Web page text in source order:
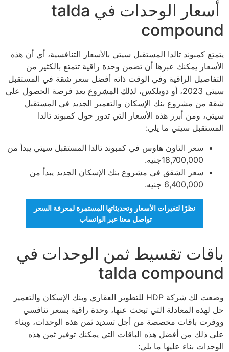
أسعار الوحدات في talda
compound
يتمتع كمبوند تالدا المستقبل سيتي بالأسعار التنافسية، أي أن هذه
الأسعار يمكنك عبرها أن تضمن وحدة راقية تتمتع بالكثير من
التفاصيل الراقية وفي الوقت ذاته أفضل سعر شقة في المستقبل
سيتي 2023، أو دوبلكس، لذلك المشروع يعد فرصة الحصول على
شقة من مشروع بنك الإسكان والتعمير الجديد في المستقبل
سيتي، ومن أبرز هذه الأسعار التي تدور حول كمبوند تالدا
المستقبل سيتي ما يلي:
سعر التاون هاوس في كمبوند تالدا المستقبل سيتي يبدأ من
18,700,000جنيه.
سعر الشقق في مشروع بنك الإسكان الجديد يبدأ من
6,400,000 جنيه.
نظرًا لتغيرات الأسعار وتحديثاتها المستمرة لمعرفة السعر
تواصل معنا عبر الواتساب
باقات تقسيط ثمن الوحدات في
talda compound
وضعت لك شركة HDP للتطوير العقاري وبنك الإسكان والتعمير
حل لهذه المعادلة التي تبحث عنها، وحدة راقية بسعر تنافسي
ووفرت باقات مخصصة من أجل تسديد ثمن هذه الوحدات، وبناء
على ذلك من أفضل هذه الباقات التي يمكنك توفير ثمن هذه
الوحدات بناء عليها ما يلي: